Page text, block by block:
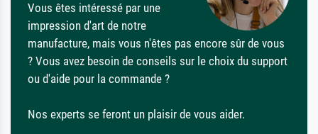
Vous êtes intéressé par une
impression d'art de notre
manufacture, mais vous n'êtes pas encore sûr de vous
? Vous avez besoin de conseils sur le choix du support
ou d'aide pour la commande ?
Nos experts se feront un plaisir de vous aider.